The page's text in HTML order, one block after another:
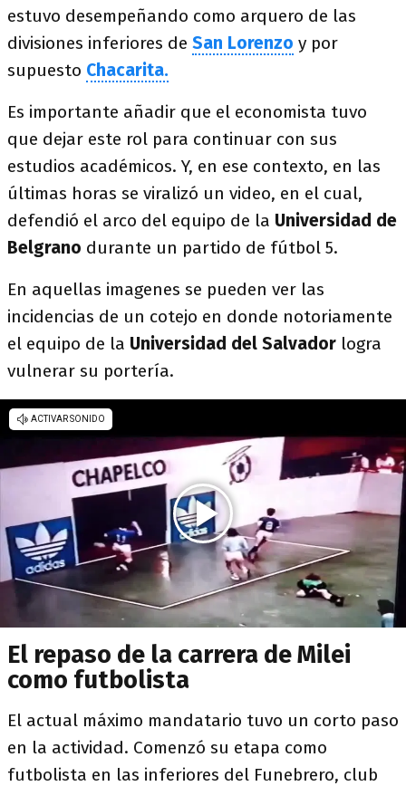
estuvo desempeñando como arquero de las
divisiones inferiores de San Lorenzo y por
supuesto Chacarita.
Es importante añadir que el economista tuvo
que dejar este rol para continuar con sus
estudios académicos. Y, en ese contexto, en las
últimas horas se viralizó un video, en el cual,
defendió el arco del equipo de la Universidad de
Belgrano durante un partido de fútbol 5.
En aquellas imagenes se pueden ver las
incidencias de un cotejo en donde notoriamente
el equipo de la Universidad del Salvador logra
vulnerar su portería.
El repaso de la carrera de Milei
como futbolista
El actual máximo mandatario tuvo un corto paso
en la actividad. Comenzó su etapa como
futbolista en las inferiores del Funebrero, club